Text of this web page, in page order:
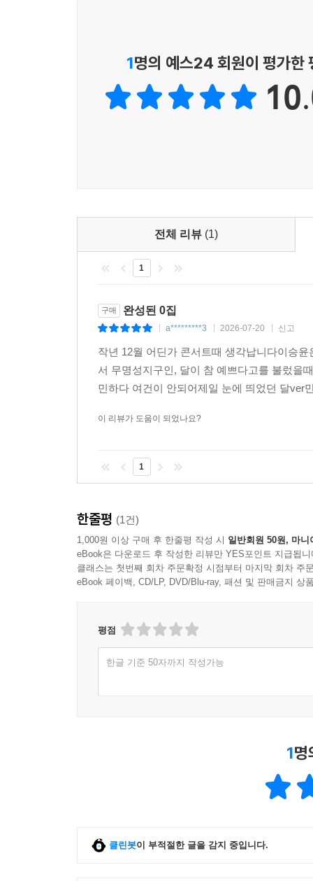
1명의 예스24 회원이 평가한
전체 리뷰 (1)
1
구매 완성된 0집
a*********3 2026-07-20 신고
작년 12월 어딘가 콘서트때 생각납니다이승
서 무명성지구인, 달이 참 예쁘다고를 불렀을
민하다 여건이 안되어제일 눈에 띄었던 달ver
이 리뷰가 도움이 되었나요?
1
한줄평 (1건)
1,000원 이상 구매 후 한줄평 작성 시 일반회원 50원, 마니
eBook은 다운로드 후 작성한 리뷰만 YES포인트 지급됩니
클래스는 첫번째 회차 주문확정 시점부터 마지막 회차 주
eBook 페이백, CD/LP, DVD/Blu-ray, 패션 및 판매금지 상
평점
한글 기준 50자까지 작성가능
1명
클린봇이 부적절한 글을 감지 중입니다.